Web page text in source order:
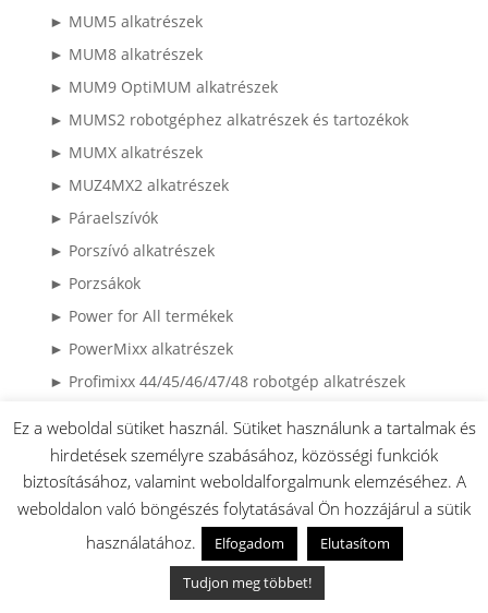
► MUM5 alkatrészek
► MUM8 alkatrészek
► MUM9 OptiMUM alkatrészek
► MUMS2 robotgéphez alkatrészek és tartozékok
► MUMX alkatrészek
► MUZ4MX2 alkatrészek
► Páraelszívók
► Porszívó alkatrészek
► Porzsákok
► Power for All termékek
► PowerMixx alkatrészek
► Profimixx 44/45/46/47/48 robotgép alkatrészek
► ProfiMixx 44/45/46/47/48 Robotgépek
► Profimixx 44/45/46/47/48 tartozékok alkatrészei
► Profimixx4..../MUM4.... külön megvásárolható
feltétek kiegészítők
► Robotporszívó alkatrészek
► Sütőtepsik és Grillrácsok
Ez a weboldal sütiket használ. Sütiket használunk a tartalmak és
hirdetések személyre szabásához, közösségi funkciók
biztosításához, valamint weboldalforgalmunk elemzéséhez. A
weboldalon való böngészés folytatásával Ön hozzájárul a sütik
használatához.
Elfogadom
Elutasítom
Tudjon meg többet!